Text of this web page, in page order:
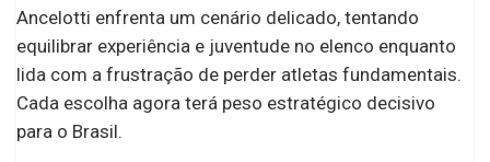
Ancelotti enfrenta um cenário delicado, tentando
equilibrar experiência e juventude no elenco enquanto
lida com a frustração de perder atletas fundamentais.
Cada escolha agora terá peso estratégico decisivo
para o Brasil.